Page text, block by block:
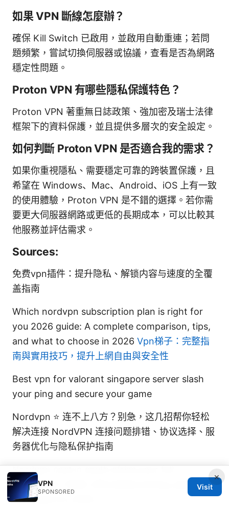
如果 VPN 斷線怎麼辦？
確保 Kill Switch 已啟用，並啟用自動重連；若問
題頻繁，嘗試切換伺服器或協議，查看是否為網路
穩定性問題。
Proton VPN 有哪些隱私保護特色？
Proton VPN 著重無日誌政策、強加密及瑞士法律
框架下的資料保護，並且提供多層次的安全設定。
如何判斷 Proton VPN 是否適合我的需求？
如果你重視隱私、需要穩定可靠的跨裝置保護，且
希望在 Windows、Mac、Android、iOS 上有一致
的使用體驗，Proton VPN 是不錯的選擇。若你需
要更大伺服器網路或更低的長期成本，可以比較其
他服務並評估需求。
Sources:
免费vpn插件：提升隐私、解锁内容与速度的全覆
盖指南
Which nordvpn subscription plan is right for
you 2026 guide: A complete comparison, tips,
and what to choose in 2026 Vpn梯子：完整指
南與實用技巧，提升上網自由與安全性
Best vpn for valorant singapore server slash
your ping and secure your game
Nordvpn ⭐ 连不上八方？别急，这几招帮你轻松
解决连接 NordVPN 连接问题排错、协议选择、服
务器优化与隐私保护指南
Nordvpn cost in south africa your full
breakdown 2026: affordable pricing, plans,
and value for 2026
×
VPN
SPONSORED
Visit